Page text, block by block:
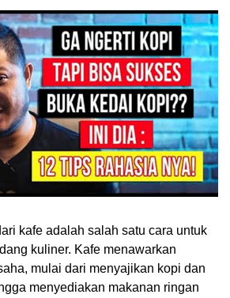
kafe adalah salah satu cara untuk
kuliner. Kafe menawarkan
mulai dari menyajikan kopi dan
menyediakan makanan ringan